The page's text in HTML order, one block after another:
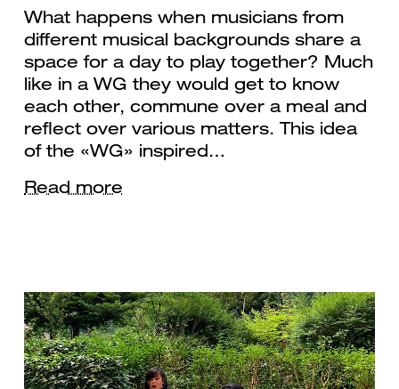
What happens when musicians from
different musical backgrounds share a
space for a day to play together? Much
like in a WG they would get to know
each other, commune over a meal and
reflect over various matters. This idea
of the «WG» inspired…
Read more